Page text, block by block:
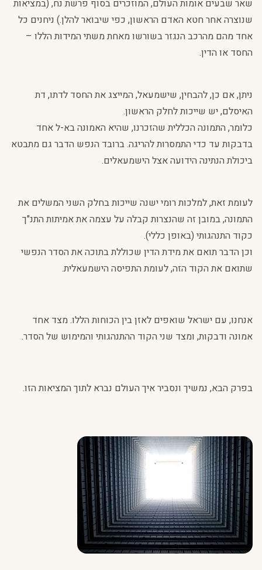
שאר שבעים אומות העולם, המוזכרים בסוף פרשת נח, (במציאות
שנוצרה אחר חטא האדם הראשון, כפי שיבואר להלן.) ניחנים כל
אחד מהם מהרכב הנגזר בשורשו מאחת משתי המידות הללו –
החסד או הדין.
ניתן, אם כן, להבחין, שישמעאל, המייצג את החסד לדתו, דת
האיסלם, יש שייכות לחלק הראשון.
כלומר, התמונה הכללית שהזכרנו, שהיא האמונה בא-ל אחד
בדבקות עד כדי התמסרות להריגה. ברובד הנפש הדבר גם מתבטא
ביכולת הנתינה הידועה אצל הישמעאלים.
לעומת זאת, למלכות רומי ישנה שייכות בחלק השני המשלים את
התמונה, במובן זה שהנצרות קבלה על עצמה את אמיתות התנ"ך
כקוד התנהגותי (באופן כללי).
וכן הדבר תואם את מידת הדין שכוללת בתוכה את הסדר הנפשי
שתואם את הקוד הזה, לעומת התפיסה הישמעאלית.
אנחנו, עם ישראל שואפים לאזן בין הכוחות הללו. מצד אחד
אמונה ודבקות, ומצד שני הקוד ההתנהגותי והמימוש של הסדר.
בפרק הבא, נמשיך ונסביר איך העולם נברא לתוך המציאות הזו.